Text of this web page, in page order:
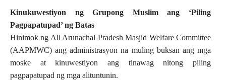
Kinukuwestiyon ng Grupong Muslim ang ‘Piling
Pagpapatupad’ ng Batas
Hinimok ng All Arunachal Pradesh Masjid Welfare Committee
(AAPMWC) ang administrasyon na muling buksan ang mga
moske at kinuwestiyon ang tinawag nitong piling
pagpapatupad ng mga alituntunin.